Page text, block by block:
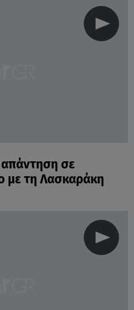
απάντηση σε
με τη Λασκαράκη